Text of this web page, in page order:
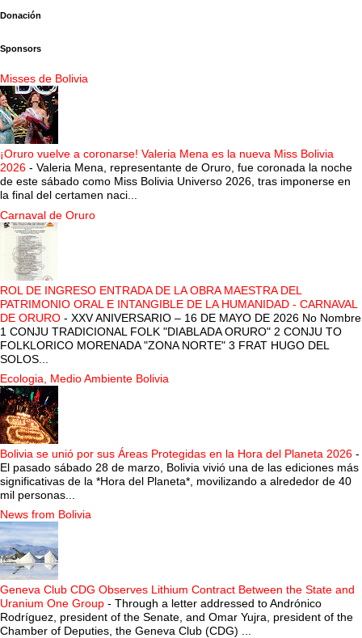
Donación
Sponsors
Misses de Bolivia
¡Oruro vuelve a coronarse! Valeria Mena es la nueva Miss Bolivia
2026 - Valeria Mena, representante de Oruro, fue coronada la noche
de este sábado como Miss Bolivia Universo 2026, tras imponerse en
la final del certamen naci...
Carnaval de Oruro
ROL DE INGRESO ENTRADA DE LA OBRA MAESTRA DEL
PATRIMONIO ORAL E INTANGIBLE DE LA HUMANIDAD - CARNAVAL
DE ORURO - XXV ANIVERSARIO – 16 DE MAYO DE 2026 No Nombre
1 CONJU TRADICIONAL FOLK "DIABLADA ORURO" 2 CONJU TO
FOLKLORICO MORENADA "ZONA NORTE" 3 FRAT HUGO DEL
SOLOS...
Ecologia, Medio Ambiente Bolivia
Bolivia se unió por sus Áreas Protegidas en la Hora del Planeta 2026 -
El pasado sábado 28 de marzo, Bolivia vivió una de las ediciones más
significativas de la *Hora del Planeta*, movilizando a alrededor de 40
mil personas...
News from Bolivia
Geneva Club CDG Observes Lithium Contract Between the State and
Uranium One Group - Through a letter addressed to Andrónico
Rodríguez, president of the Senate, and Omar Yujra, president of the
Chamber of Deputies, the Geneva Club (CDG) ...